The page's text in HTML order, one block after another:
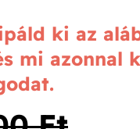
ki az
mi azonnal